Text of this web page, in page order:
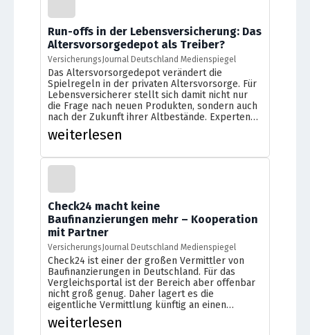
Run-offs in der Lebensversicherung: Das
Altersvorsorgedepot als Treiber?
VersicherungsJournal Deutschland Medienspiegel
Das Altersvorsorgedepot verändert die
Spielregeln in der privaten Altersvorsorge. Für
Lebensversicherer stellt sich damit nicht nur
die Frage nach neuen Produkten, sondern auch
nach der Zukunft ihrer Altbestände. Experten
erwarten Bewegung im Markt, aber auch eine
neue Run-off-Welle?
weiterlesen
Check24 macht keine
Baufinanzierungen mehr – Kooperation
mit Partner
VersicherungsJournal Deutschland Medienspiegel
Check24 ist einer der großen Vermittler von
Baufinanzierungen in Deutschland. Für das
Vergleichsportal ist der Bereich aber offenbar
nicht groß genug. Daher lagert es die
eigentliche Vermittlung künftig an einen
Partner aus.
mehr auf Fonds professionell online
weiterlesen